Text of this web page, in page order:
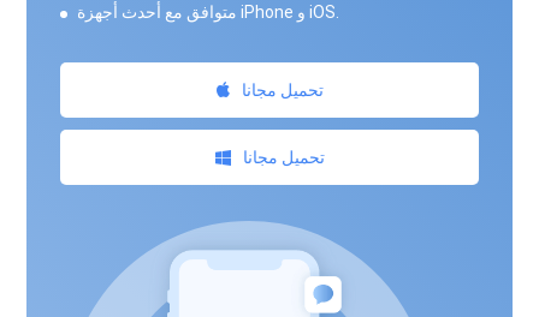
متوافق مع أحدث أجهزة iPhone و iOS.
تحميل مجانا
تحميل مجانا